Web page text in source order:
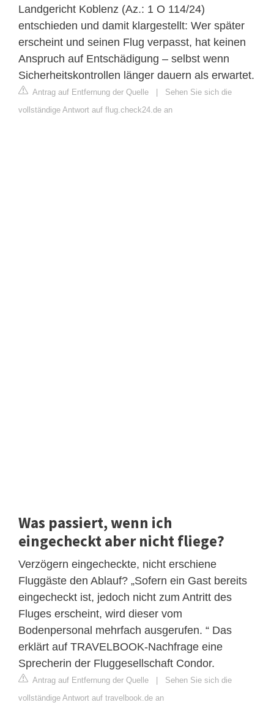
Landgericht Koblenz (Az.: 1 O 114/24)
entschieden und damit klargestellt: Wer später
erscheint und seinen Flug verpasst, hat keinen
Anspruch auf Entschädigung – selbst wenn
Sicherheitskontrollen länger dauern als erwartet.
Antrag auf Entfernung der Quelle | Sehen Sie sich die
vollständige Antwort auf flug.check24.de an
Was passiert, wenn ich
eingecheckt aber nicht fliege?
Verzögern eingecheckte, nicht erschiene
Fluggäste den Ablauf? „Sofern ein Gast bereits
eingecheckt ist, jedoch nicht zum Antritt des
Fluges erscheint, wird dieser vom
Bodenpersonal mehrfach ausgerufen. “ Das
erklärt auf TRAVELBOOK-Nachfrage eine
Sprecherin der Fluggesellschaft Condor.
Antrag auf Entfernung der Quelle | Sehen Sie sich die
vollständige Antwort auf travelbook.de an